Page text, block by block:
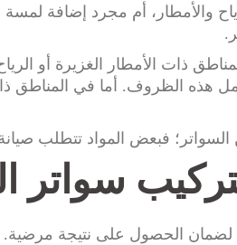
والأمطار، أم مجرد إضافة لمسة
ذات الأمطار الغزيرة أو
هذه الظروف. أما في المناطق
فبعض المواد تتطلب
سواتر
الحصول على نتيجة مرضية.